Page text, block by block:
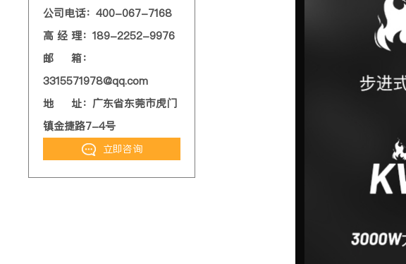
公司电话：400-067-7168
高 经 理：189-2252-9976
邮 箱：
3315571978@qq.com
地 址：广东省东莞市虎门
镇金捷路7-4号
立即咨询